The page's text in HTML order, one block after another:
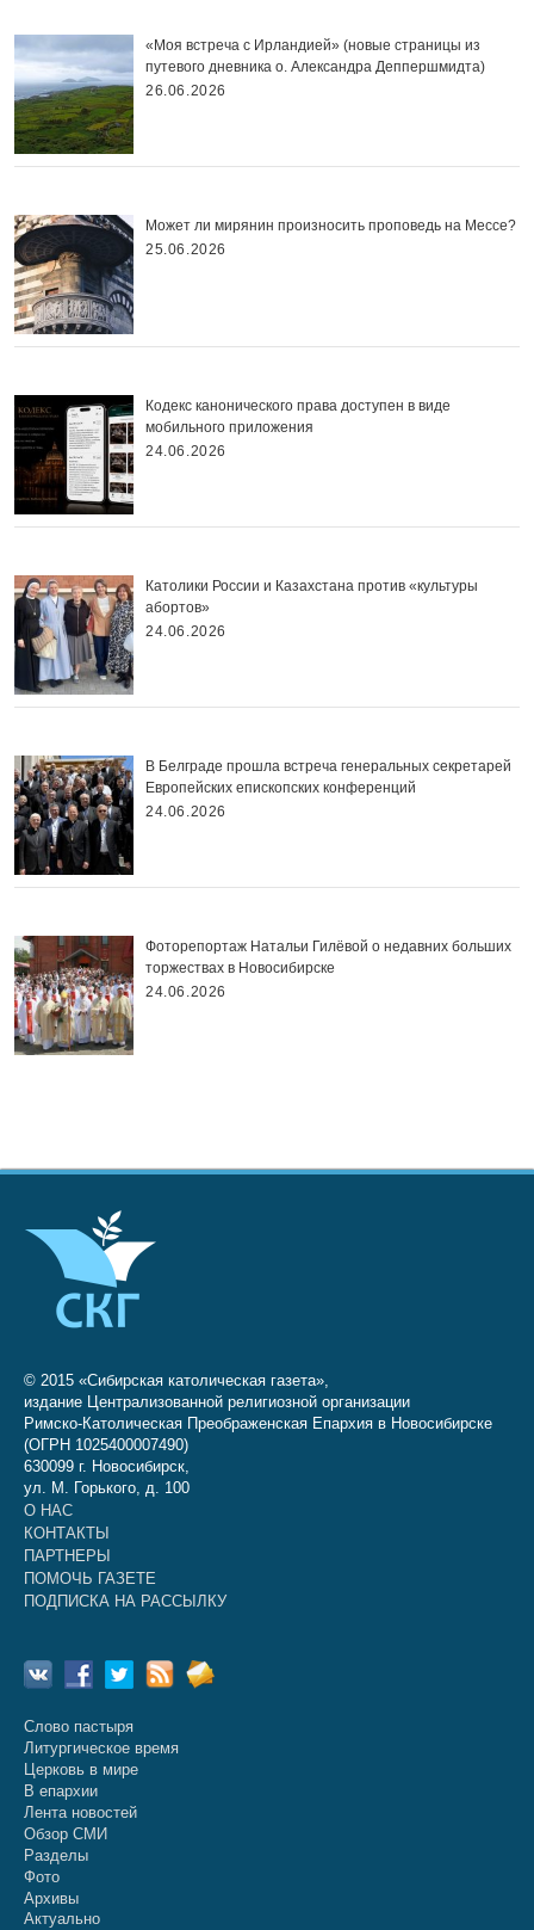
«Моя встреча с Ирландией» (новые страницы из
путевого дневника о. Александра Деппершмидта)
26.06.2026
Может ли мирянин произносить проповедь на Мессе?
25.06.2026
Кодекс канонического права доступен в виде
мобильного приложения
24.06.2026
Католики России и Казахстана против «культуры
абортов»
24.06.2026
В Белграде прошла встреча генеральных секретарей
Европейских епископских конференций
24.06.2026
Фоторепортаж Натальи Гилёвой о недавних больших
торжествах в Новосибирске
24.06.2026
© 2015 «Сибирская католическая газета»,
издание Централизованной религиозной организации
Римско-Католическая Преображенская Епархия в Новосибирске
(ОГРН 1025400007490)
630099 г. Новосибирск,
ул. М. Горького, д. 100
О НАС
КОНТАКТЫ
ПАРТНЕРЫ
ПОМОЧЬ ГАЗЕТЕ
ПОДПИСКА НА РАССЫЛКУ
Слово пастыря
Литургическое время
Церковь в мире
В епархии
Лента новостей
Обзор СМИ
Разделы
Фото
Архивы
Актуально